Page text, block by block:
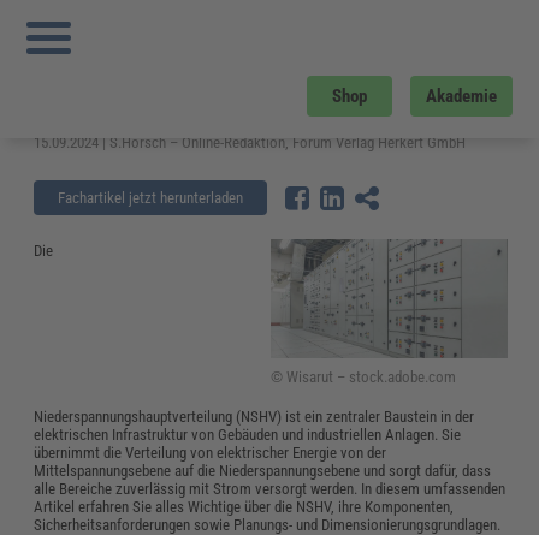
Shop Akademie
Sie sind hier:
Niederspannungshauptverteilung (NSHV) – das Wichtigste
Niederspannungshauptverteilung
(NSHV) – das Wichtigste
15.09.2024 | S.Horsch – Online-Redaktion, Forum Verlag Herkert GmbH
Fachartikel jetzt herunterladen
© Wisarut – stock.adobe.com
Die
Niederspannungshauptverteilung (NSHV) ist ein zentraler Baustein in der
elektrischen Infrastruktur von Gebäuden und industriellen Anlagen. Sie
übernimmt die Verteilung von elektrischer Energie von der
Mittelspannungsebene auf die Niederspannungsebene und sorgt dafür, dass
alle Bereiche zuverlässig mit Strom versorgt werden. In diesem umfassenden
Artikel erfahren Sie alles Wichtige über die NSHV, ihre Komponenten,
Sicherheitsanforderungen sowie Planungs- und Dimensionierungsgrundlagen.